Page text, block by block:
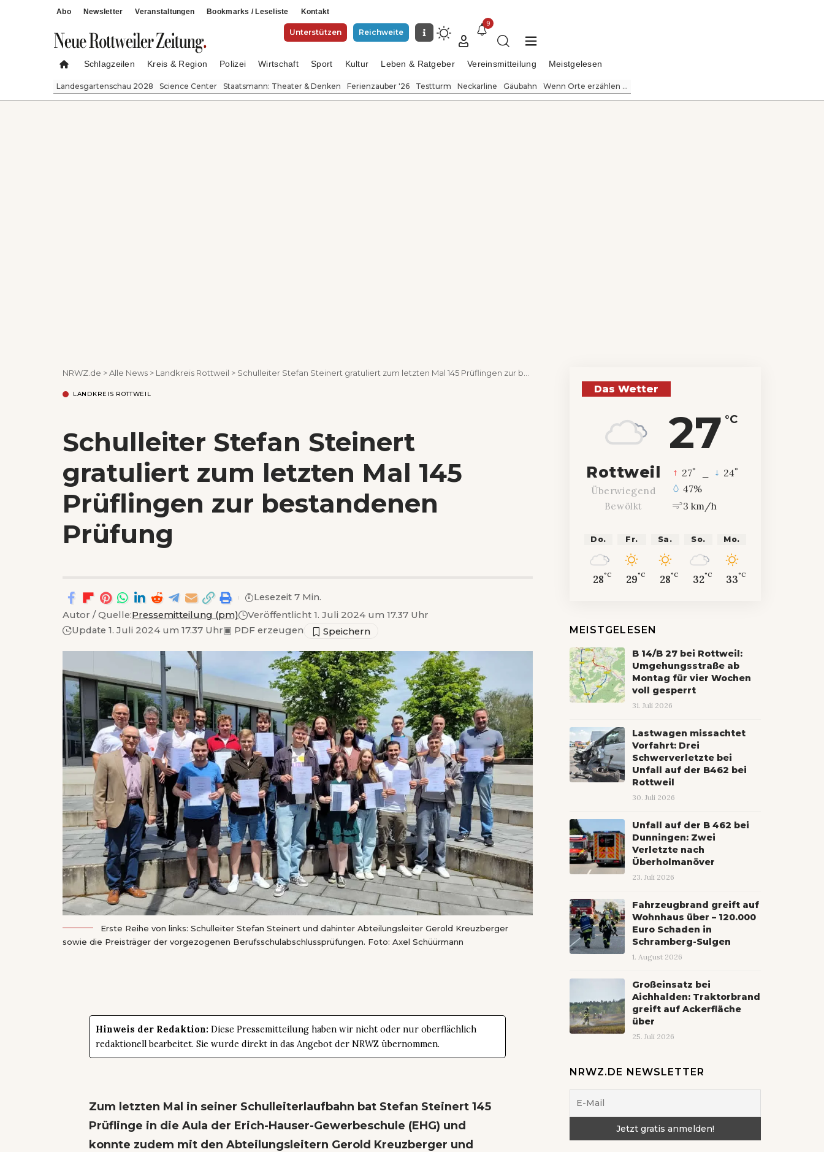
Abo Newsletter Veranstaltungen Bookmarks / Leseliste Kontakt
Unterstützen Reichweite
9
Schlagzeilen Kreis & Region Polizei Wirtschaft Sport Kultur Leben & Ratgeber Vereinsmitteilung Meistgelesen
Landesgartenschau 2028 Science Center Staatsmann: Theater & Denken Ferienzauber '26 Testturm Neckarline Gäubahn Wenn Orte erzählen ...
NRWZ.de >Alle News > Landkreis Rottweil > Schulleiter Stefan Steinert gratuliert zum letzten Mal 145 Prüflingen zur bestandenen Prüfung
LANDKREIS ROTTWEIL
Schulleiter Stefan Steinert
gratuliert zum letzten Mal 145
Prüflingen zur bestandenen
Prüfung
Autor / Quelle:Pressemitteilung (pm)
Veröffentlicht 1. Juli 2024 um 17.37 Uhr
Update 1. Juli 2024 um 17.37 Uhr▣ PDF erzeugen
Lesezeit 7 Min.
Erste Reihe von links: Schulleiter Stefan Steinert und dahinter Abteilungsleiter Gerold Kreuzberger
sowie die Preisträger der vorgezogenen Berufsschulabschlussprüfungen. Foto: Axel Schüürmann
Hinweis der Redaktion: Diese Pressemitteilung haben wir nicht oder nur oberflächlich
redaktionell bearbeitet. Sie wurde direkt in das Angebot der NRWZ übernommen.
Zum letzten Mal in seiner Schulleiterlaufbahn bat Stefan Steinert 145
Prüflinge in die Aula der Erich-Hauser-Gewerbeschule (EHG) und
konnte zudem mit den Abteilungsleitern Gerold Kreuzberger und
Das Wetter
27 °C
Rottweil
Überwiegend
Bewölkt
27° 24°
47%
3 km/h
Do.
28°C
Fr.
29°C
Sa.
28°C
So.
32°C
Mo.
33°C
MEISTGELESEN
B 14/B 27 bei Rottweil:
Umgehungsstraße ab
Montag für vier Wochen
voll gesperrt
31. Juli 2026
Lastwagen missachtet
Vorfahrt: Drei
Schwerverletzte bei
Unfall auf der B462 bei
Rottweil
30. Juli 2026
Unfall auf der B 462 bei
Dunningen: Zwei
Verletzte nach
Überholmanöver
23. Juli 2026
Fahrzeugbrand greift auf
Wohnhaus über – 120.000
Euro Schaden in
Schramberg-Sulgen
1. August 2026
Großeinsatz bei
Aichhalden: Traktorbrand
greift auf Ackerfläche
über
25. Juli 2026
NRWZ.DE NEWSLETTER